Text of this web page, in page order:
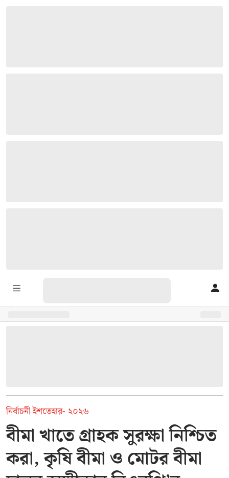
নির্বাচনী ইশতেহার- ২০২৬
বীমা খাতে গ্রাহক সুরক্ষা নিশ্চিত
করা, কৃষি বীমা ও মোটর বীমা